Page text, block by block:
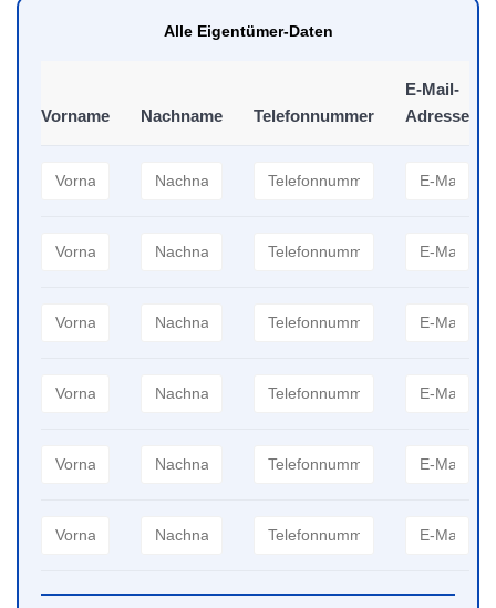
Alle Eigentümer-Daten
Vorname Nachname Telefonnummer
E-Mail-
Adresse